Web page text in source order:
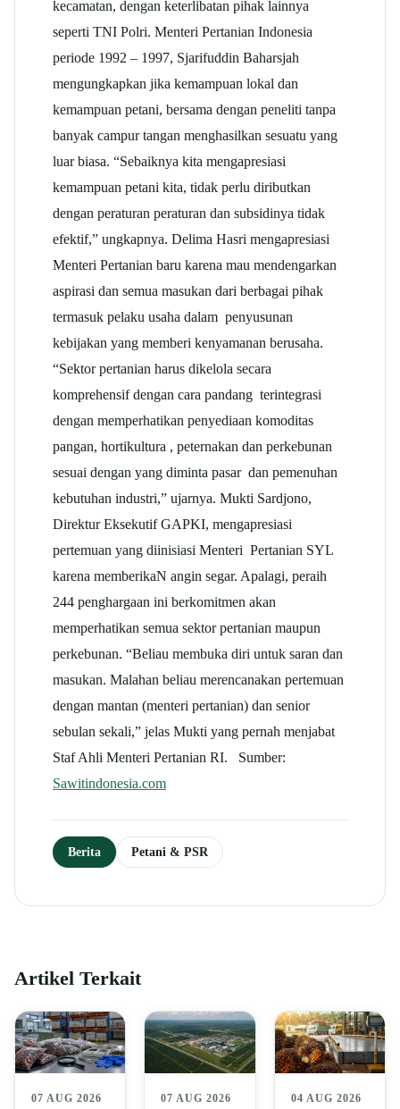
kecamatan, dengan keterlibatan pihak lainnya
seperti TNI Polri. Menteri Pertanian Indonesia
periode 1992 – 1997, Sjarifuddin Baharsjah
mengungkapkan jika kemampuan lokal dan
kemampuan petani, bersama dengan peneliti tanpa
banyak campur tangan menghasilkan sesuatu yang
luar biasa. “Sebaiknya kita mengapresiasi
kemampuan petani kita, tidak perlu diributkan
dengan peraturan peraturan dan subsidinya tidak
efektif,” ungkapnya. Delima Hasri mengapresiasi
Menteri Pertanian baru karena mau mendengarkan
aspirasi dan semua masukan dari berbagai pihak
termasuk pelaku usaha dalam penyusunan
kebijakan yang memberi kenyamanan berusaha.
“Sektor pertanian harus dikelola secara
komprehensif dengan cara pandang terintegrasi
dengan memperhatikan penyediaan komoditas
pangan, hortikultura , peternakan dan perkebunan
sesuai dengan yang diminta pasar dan pemenuhan
kebutuhan industri,” ujarnya. Mukti Sardjono,
Direktur Eksekutif GAPKI, mengapresiasi
pertemuan yang diinisiasi Menteri Pertanian SYL
karena memberikaN angin segar. Apalagi, peraih
244 penghargaan ini berkomitmen akan
memperhatikan semua sektor pertanian maupun
perkebunan. “Beliau membuka diri untuk saran dan
masukan. Malahan beliau merencanakan pertemuan
dengan mantan (menteri pertanian) dan senior
sebulan sekali,” jelas Mukti yang pernah menjabat
Staf Ahli Menteri Pertanian RI. Sumber:
Sawitindonesia.com
Berita Petani & PSR
Artikel Terkait
07 AUG 2026
07 AUG 2026
04 AUG 2026